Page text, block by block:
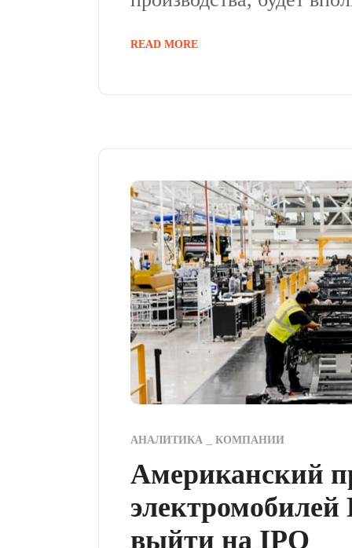
READ MORE
АНАЛИТИКА КОМПАНИИ
Американский
выйти на IPO